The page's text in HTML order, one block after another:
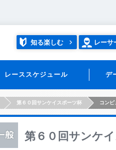
知る楽しむ レーサ
レーススケジュール デ
第６０回サンケイスポーツ杯 コンピ
第６０回サンケ